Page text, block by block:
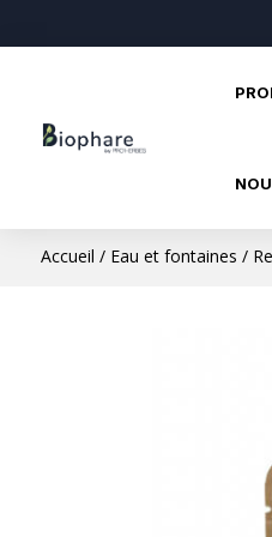
Accueil / Eau et fontaines /